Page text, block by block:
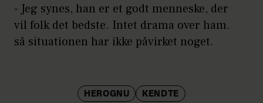
- Jeg synes, han er et godt menneske, der
vil folk det bedste. Intet drama over ham.
så situationen har ikke påvirket noget.
HEROGNU KENDTE